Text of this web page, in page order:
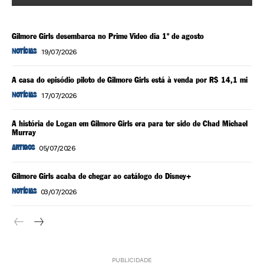
Gilmore Girls desembarca no Prime Video dia 1º de agosto
NOTÍCIAS 19/07/2026
A casa do episódio piloto de Gilmore Girls está à venda por R$ 14,1 mi
NOTÍCIAS 17/07/2026
A história de Logan em Gilmore Girls era para ter sido de Chad Michael
Murray
ARTIGOS 05/07/2026
Gilmore Girls acaba de chegar ao catálogo do Disney+
NOTÍCIAS 03/07/2026
PUBLICIDADE